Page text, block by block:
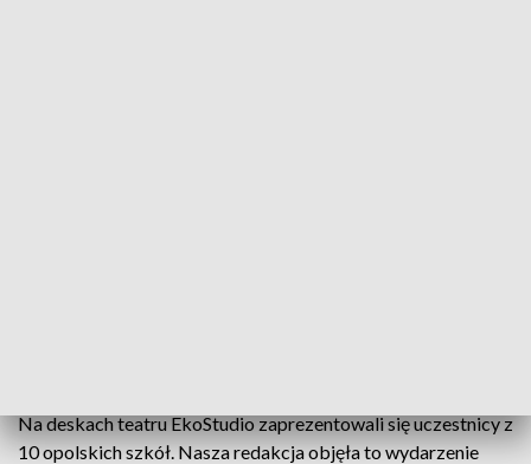
Na deskach teatru EkoStudio zaprezentowali się uczestnicy z
10 opolskich szkół. Nasza redakcja objęła to wydarzenie